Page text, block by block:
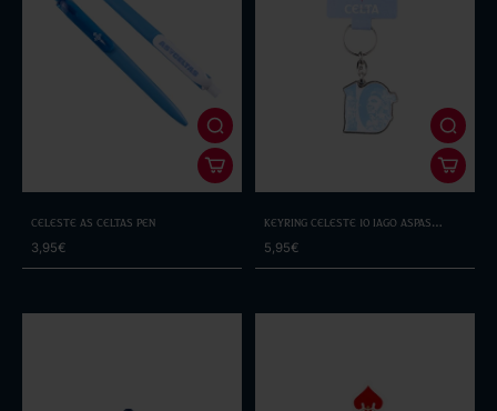
Celeste As Celtas Pen
3,95€
Keyring Celeste 10 Iago Aspas
Legend
5,95€